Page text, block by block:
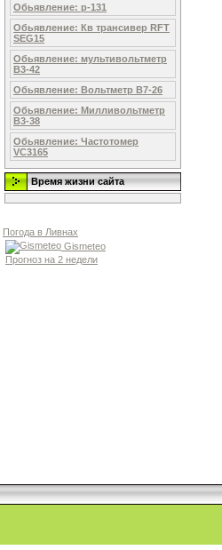
Обьявление: р-131
Обьявление: Кв трансивер RFT
SEG15
Обьявление: мультивольтметр
В3-42
Обьявление: Вольтметр В7-26
Обьявление: Милливольтметр
В3-38
Обьявление: Частотомер
VC3165
Время жизни сайта
Погода в Ливнах
Gismeteo
Прогноз на 2 недели